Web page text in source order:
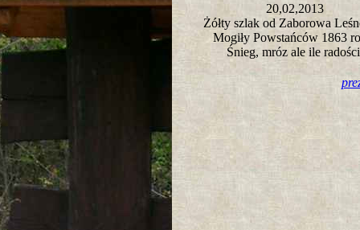
20,02,2013
Żółty szlak od Zaborowa
Mogiły Powstańców 1863
Śnieg, mróz ale ile